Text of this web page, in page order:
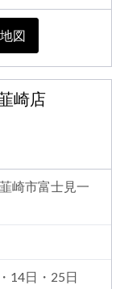
地図
崎店
崎市富士見一
14日・25日